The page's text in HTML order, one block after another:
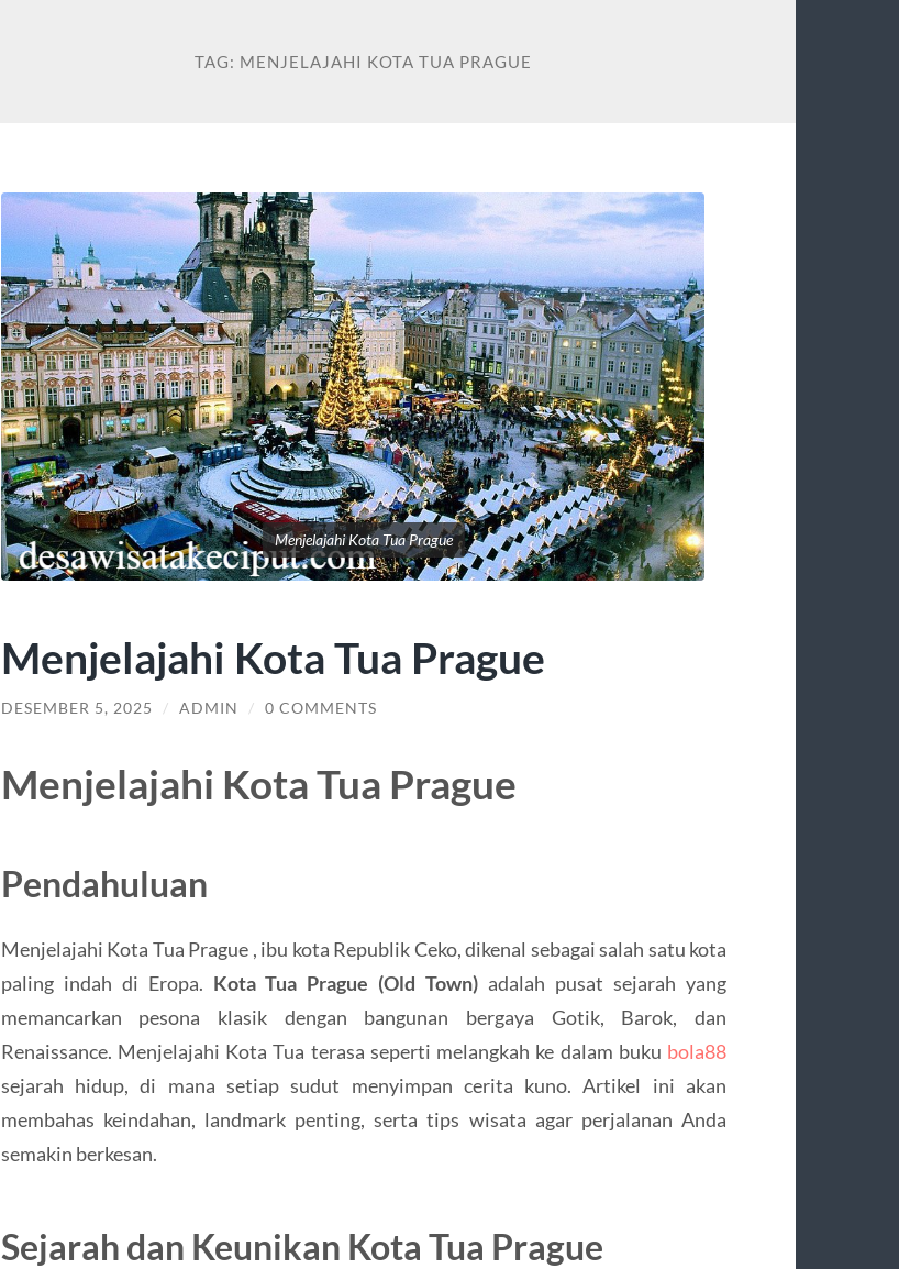
TAG: MENJELAJAHI KOTA TUA PRAGUE
Menjelajahi Kota Tua Prague
Menjelajahi Kota Tua Prague
DESEMBER 5, 2025 / ADMIN / 0 COMMENTS
Menjelajahi Kota Tua Prague
Pendahuluan
Menjelajahi Kota Tua Prague , ibu kota Republik Ceko, dikenal sebagai salah satu kota
paling indah di Eropa. Kota Tua Prague (Old Town) adalah pusat sejarah yang
memancarkan pesona klasik dengan bangunan bergaya Gotik, Barok, dan
Renaissance. Menjelajahi Kota Tua terasa seperti melangkah ke dalam buku bola88
sejarah hidup, di mana setiap sudut menyimpan cerita kuno. Artikel ini akan
membahas keindahan, landmark penting, serta tips wisata agar perjalanan Anda
semakin berkesan.
Sejarah dan Keunikan Kota Tua Prague